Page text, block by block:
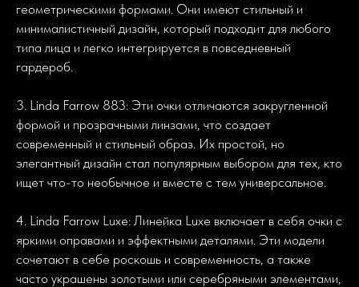
геометрическими формами. Они имеют стильный и
минималистичный дизайн, который подходит для любого
типа лица и легко интегрируется в повседневный
гардероб.
3. Linda Farrow 883: Эти очки отличаются закругленной
формой и прозрачными линзами, что создает
современный и стильный образ. Их простой, но
элегантный дизайн стал популярным выбором для тех, кто
ищет что-то необычное и вместе с тем универсальное.
4. Linda Farrow Luxe: Линейка Luxe включает в себя очки с
яркими оправами и эффектными деталями. Эти модели
сочетают в себе роскошь и современность, а также
часто украшены золотыми или серебряными элементами,